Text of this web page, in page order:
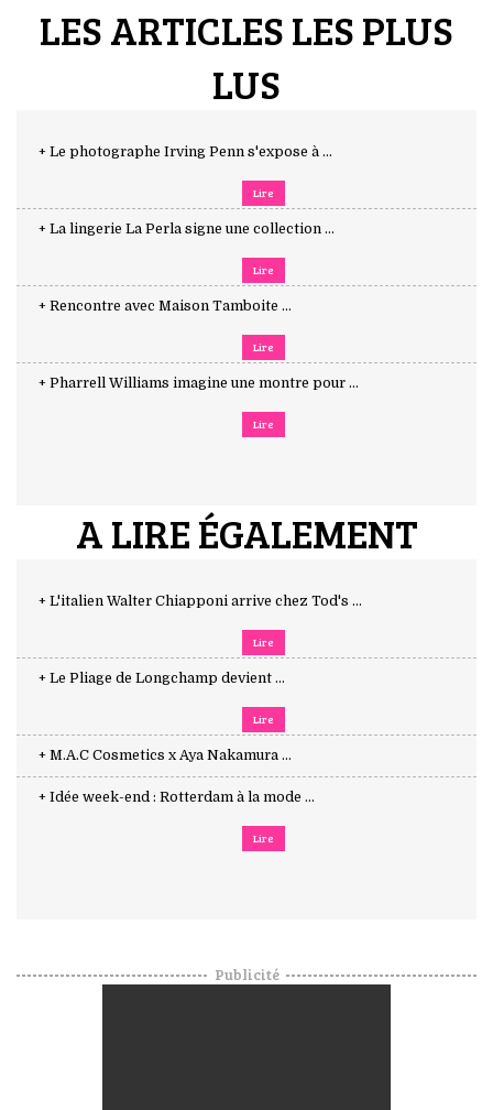
LES ARTICLES LES PLUS
LUS
+ Le photographe Irving Penn s'expose à ...
Lire
+ La lingerie La Perla signe une collection ...
Lire
+ Rencontre avec Maison Tamboite ...
Lire
+ Pharrell Williams imagine une montre pour ...
Lire
A LIRE ÉGALEMENT
+ L'italien Walter Chiapponi arrive chez Tod's ...
Lire
+ Le Pliage de Longchamp devient ...
Lire
+ M.A.C Cosmetics x Aya Nakamura ...
+ Idée week-end : Rotterdam à la mode ...
Lire
Publicité